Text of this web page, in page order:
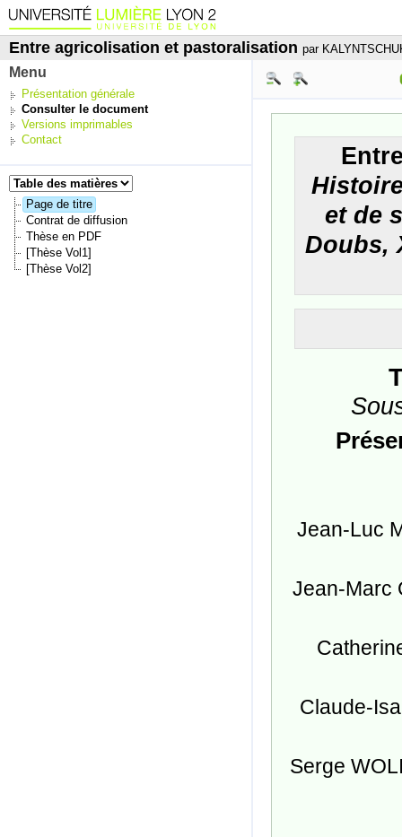
Entre agricolisation et pastoralisation par
Menu
Présentation générale
Consulter le document
Versions imprimables
Contact
Page de titre
Contrat de diffusion
Thèse en PDF
[Thèse Vol1]
[Thèse Vol2]
et de
Doubs,
Jean-Luc
Jean-Marc
Claude-
Serge